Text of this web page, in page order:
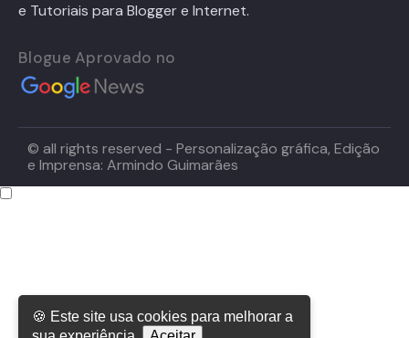
e Tutoriais para Blogger e Internet.
Blogue Aprovado no
© all rights reserved - Personalização gráfica, Edição
e Imprensa: Armindo Guimarães
🍪 Este site usa cookies para melhorar a